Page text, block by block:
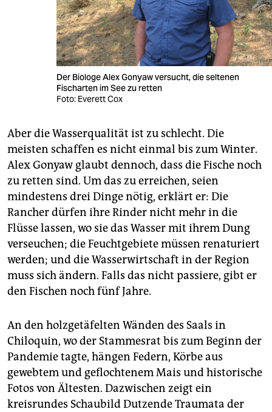
Der Biologe Alex Gonyaw versucht, die seltenen
Fischarten im See zu retten
Foto: Everett Cox
Aber die Wasserqualität ist zu schlecht. Die
meisten schaffen es nicht einmal bis zum Winter.
Alex Gonyaw glaubt dennoch, dass die Fische noch
zu retten sind. Um das zu erreichen, seien
mindestens drei Dinge nötig, erklärt er: Die
Rancher dürfen ihre Rinder nicht mehr in die
Flüsse lassen, wo sie das Wasser mit ihrem Dung
verseuchen; die Feuchtgebiete müssen renaturiert
werden; und die Wasserwirtschaft in der Region
muss sich ändern. Falls das nicht passiere, gibt er
den Fischen noch fünf Jahre.
An den holzgetäfelten Wänden des Saals in
Chiloquin, wo der Stammesrat bis zum Beginn der
Pandemie tagte, hängen Federn, Körbe aus
gewebtem und geflochtenem Mais und historische
Fotos von Ältesten. Dazwischen zeigt ein
kreisrundes Schaubild Dutzende Traumata der